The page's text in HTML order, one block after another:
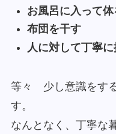
お風呂に入って
布団を干す
人に対して丁寧
等々 少し意識をす
す。
なんとなく、丁寧な